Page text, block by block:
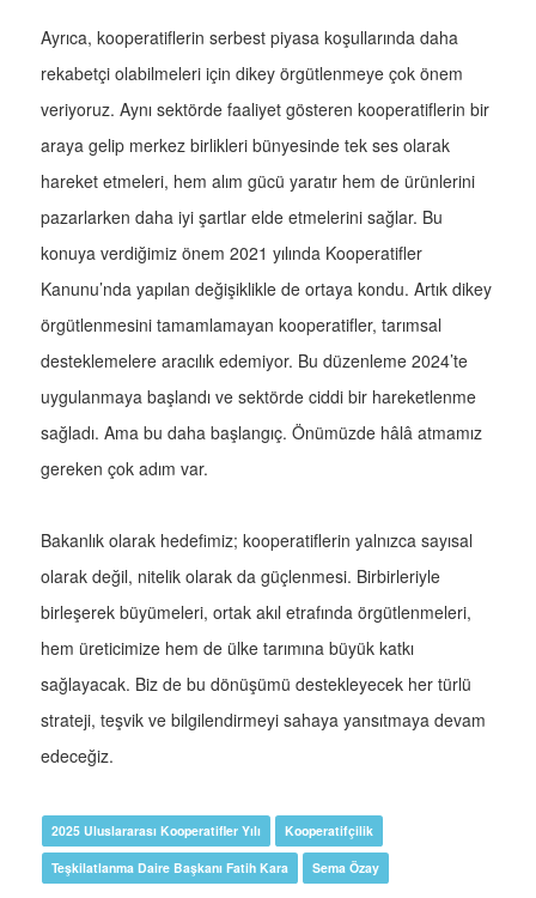
Ayrıca, kooperatiflerin serbest piyasa koşullarında daha
rekabetçi olabilmeleri için dikey örgütlenmeye çok önem
veriyoruz. Aynı sektörde faaliyet gösteren kooperatiflerin bir
araya gelip merkez birlikleri bünyesinde tek ses olarak
hareket etmeleri, hem alım gücü yaratır hem de ürünlerini
pazarlarken daha iyi şartlar elde etmelerini sağlar. Bu
konuya verdiğimiz önem 2021 yılında Kooperatifler
Kanunu’nda yapılan değişiklikle de ortaya kondu. Artık dikey
örgütlenmesini tamamlamayan kooperatifler, tarımsal
desteklemelere aracılık edemiyor. Bu düzenleme 2024’te
uygulanmaya başlandı ve sektörde ciddi bir hareketlenme
sağladı. Ama bu daha başlangıç. Önümüzde hâlâ atmamız
gereken çok adım var.
Bakanlık olarak hedefimiz; kooperatiflerin yalnızca sayısal
olarak değil, nitelik olarak da güçlenmesi. Birbirleriyle
birleşerek büyümeleri, ortak akıl etrafında örgütlenmeleri,
hem üreticimize hem de ülke tarımına büyük katkı
sağlayacak. Biz de bu dönüşümü destekleyecek her türlü
strateji, teşvik ve bilgilendirmeyi sahaya yansıtmaya devam
edeceğiz.
2025 Uluslararası Kooperatifler Yılı Kooperatifçilik
Teşkilatlanma Daire Başkanı Fatih Kara Sema Özay